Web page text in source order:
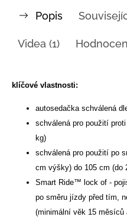
Popis
Videa (1)
klíčové vlastnosti:
autosedačka schválená
schválená pro použití
kg)
schválená pro použití po
cm výšky) do 105 cm (do
Smart Ride™ lock of -
po směru jízdy před tím,
(minimální věk 15 měsíců